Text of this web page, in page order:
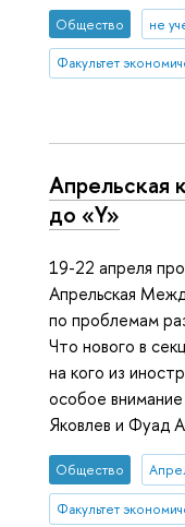
Общество не
Факультет
Апрельская
до «Y»
19-22 апреля
Апрельская
по проблемам
Что нового в
на кого из
особое
Яковлев и Фуад
Общество
Факультет